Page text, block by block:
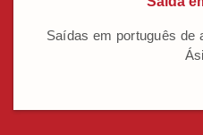
Saídas em português de